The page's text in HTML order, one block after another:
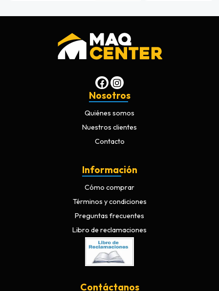
Nosotros
Quiénes somos
Nuestros clientes
Contacto
Información
Cómo comprar
Términos y condiciones
Preguntas frecuentes
Libro de reclamaciones
Contáctanos